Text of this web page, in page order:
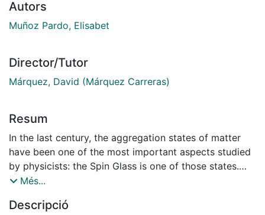
Autors
Muñoz Pardo, Elisabet
Director/Tutor
Márquez, David (Márquez Carreras)
Resum
In the last century, the aggregation states of matter
have been one of the most important aspects studied
by physicists: the Spin Glass is one of those states.
The main objective of this TFG is to study the Spin
introducing several models and mathematical
Més...
Descripció